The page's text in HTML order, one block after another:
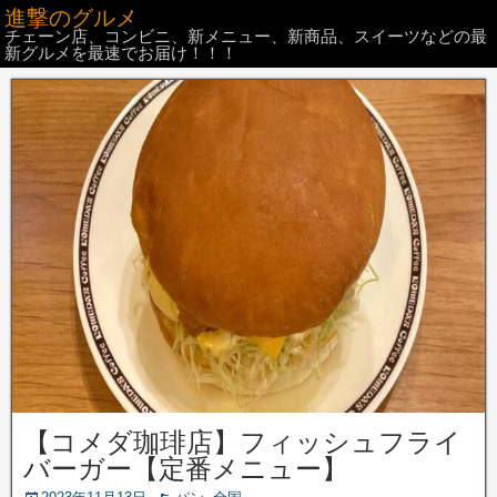
進撃のグルメ
チェーン店、コンビニ、新メニュー、新商品、スイーツなどの最
新グルメを最速でお届け！！！
【コメダ珈琲店】フィッシュフライ
バーガー【定番メニュー】